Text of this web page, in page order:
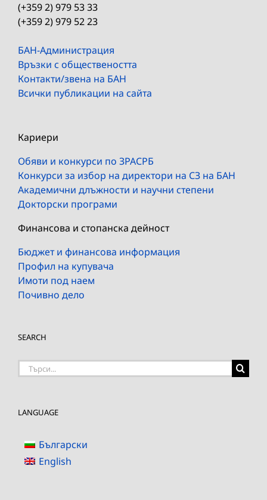
(+359 2) 979 53 33
(+359 2) 979 52 23
БАН-Администрация
Връзки с обществеността
Контакти/звена на БАН
Всички публикации на сайта
Кариери
Обяви и конкурси по ЗРАСРБ
Конкурси за избор на директори на СЗ на БАН
Академични длъжности и научни степени
Докторски програми
Финансова и стопанска дейност
Бюджет и финансова информация
Профил на купувача
Имоти под наем
Почивно дело
SEARCH
Търсене
LANGUAGE
Български
English